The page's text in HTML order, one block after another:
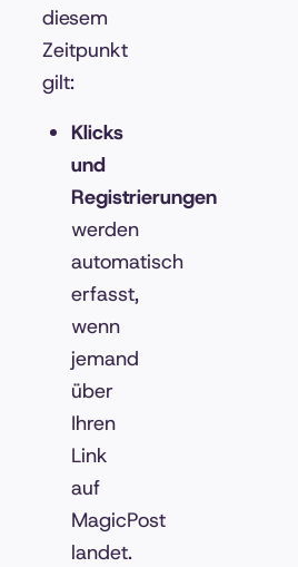
diesem
Zeitpunkt
gilt:
Klicks
und
Registrierungen
werden
automatisch
erfasst,
wenn
jemand
über
Ihren
Link
auf
MagicPost
landet.